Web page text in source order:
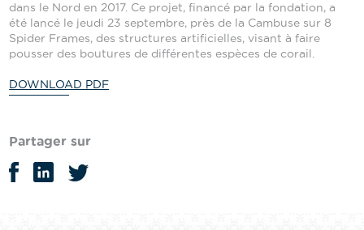
dans le Nord en 2017. Ce projet, financé par la fondation, a
été lancé le jeudi 23 septembre, près de la Cambuse sur 8
Spider Frames, des structures artificielles, visant à faire
pousser des boutures de différentes espèces de corail.
DOWNLOAD PDF
Partager sur